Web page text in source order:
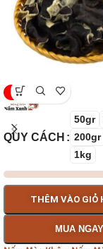
-15%
QUY CÁCH
50gr
200gr
1kg
THÊM VÀO GIỎ
MUA NGAY